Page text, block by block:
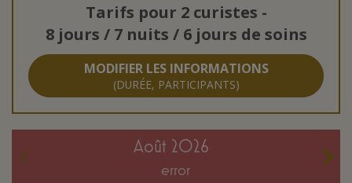
Tarifs pour 2 curistes -
8 jours / 7 nuits / 6 jours de soins
MODIFIER LES INFORMATIONS
(DURÉE, PARTICIPANTS)
août 2026
error